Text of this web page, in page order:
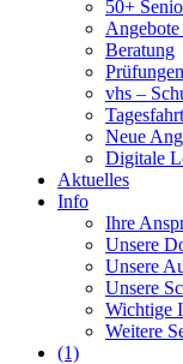
50+
Beratung
vhs –
Neue
Digitale
Aktuelles
Info
Ihre
Unsere
Unsere
Unsere
Wichtige
Weitere
(1)